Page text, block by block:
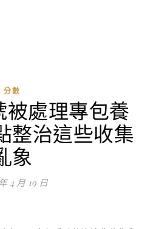
分數
被處理專包養
整治這些收集
象
4 月 19 日
0